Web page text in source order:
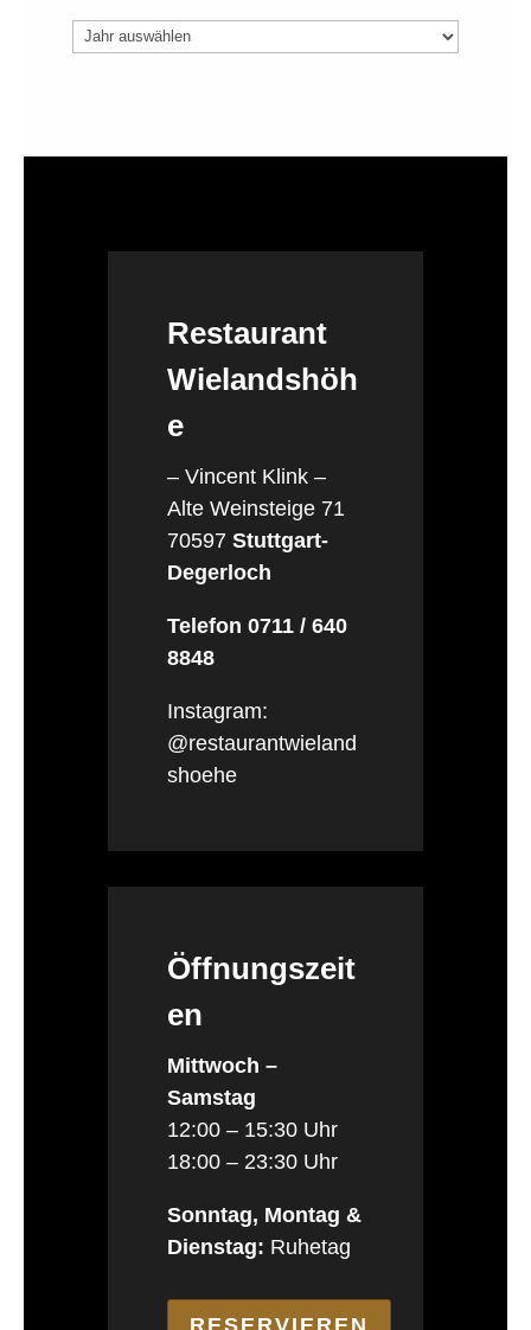
Archiv
Restaurant
Wielandshöh
e
– Vincent Klink –
Alte Weinsteige 71
70597 Stuttgart-
Degerloch
Telefon 0711 / 640
8848
Instagram:
@restaurantwieland
shoehe
Öffnungszeit
en
Mittwoch –
Samstag
12:00 – 15:30 Uhr
18:00 – 23:30 Uhr
Sonntag, Montag &
Dienstag: Ruhetag
RESERVIEREN